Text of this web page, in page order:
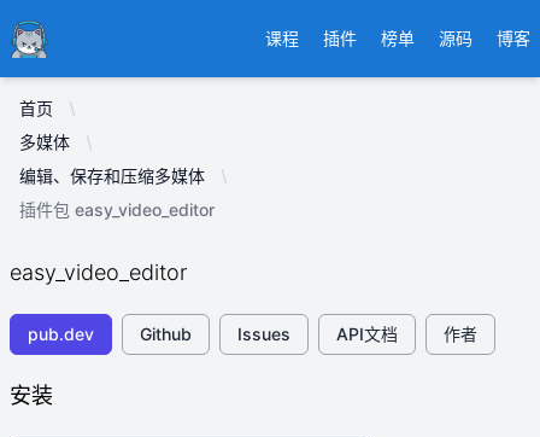
Ducafecat 课程 插件 榜单 源码 博客
首页
多媒体
编辑、保存和压缩多媒体
插件包 easy_video_editor
easy_video_editor
pub.dev Github Issues API文档 作者
安装